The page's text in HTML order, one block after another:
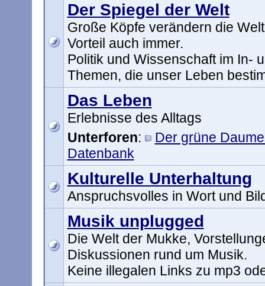
Der Spiegel der Welt
Große Köpfe verändern die
Vorteil auch immer.
Politik und Wissenschaft im In-
Themen, die unser Leben
Das Leben
Erlebnisse des Alltags
Unterforen:
Der grüne
Datenbank
Kulturelle Unterhaltung
Anspruchsvolles in Wort und
Musik unplugged
Die Welt der Mukke,
Diskussionen rund um Musik.
Keine illegalen Links zu mp3